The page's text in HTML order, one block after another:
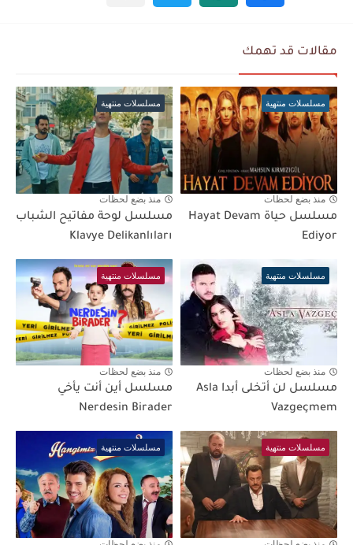
مقالات قد تهمك
مسلسلات منتهية
منذ بضع لحظات
مسلسل حياة Hayat Devam
Ediyor
مسلسلات منتهية
منذ بضع لحظات
مسلسل لوحة مفاتيح الشباب
Klavye Delikanlıları
مسلسلات منتهية
منذ بضع لحظات
مسلسل لن أتخلى أبدا Asla
Vazgeçmem
مسلسلات منتهية
منذ بضع لحظات
مسلسل أين أنت يأخي
Nerdesin Birader
مسلسلات منتهية مسلسلات منتهية